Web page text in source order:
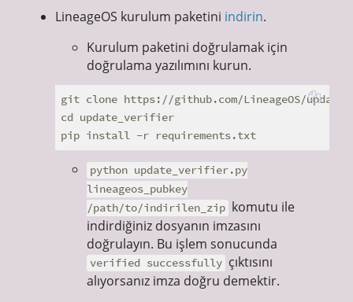
LineageOS kurulum paketini indirin.
Kurulum paketini doğrulamak için
doğrulama yazılımını kurun.
git clone https://github.com/LineageOS/
cd update_verifier
python update_verifier.py
lineageos_pubkey
/path/to/indirilen_zip komutu ile
indirdiğiniz dosyanın imzasını
doğrulayın. Bu işlem sonucunda
verified successfully çıktısını
alıyorsanız imza doğru demektir.